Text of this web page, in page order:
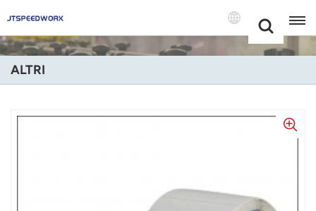
+86 -18681515767
English
Français
ALTRI